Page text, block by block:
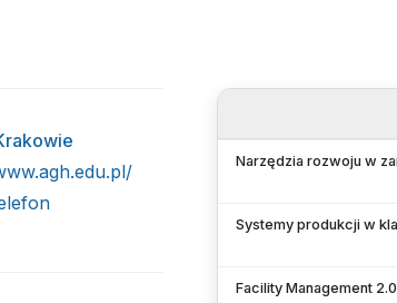
Facility Management 2.0